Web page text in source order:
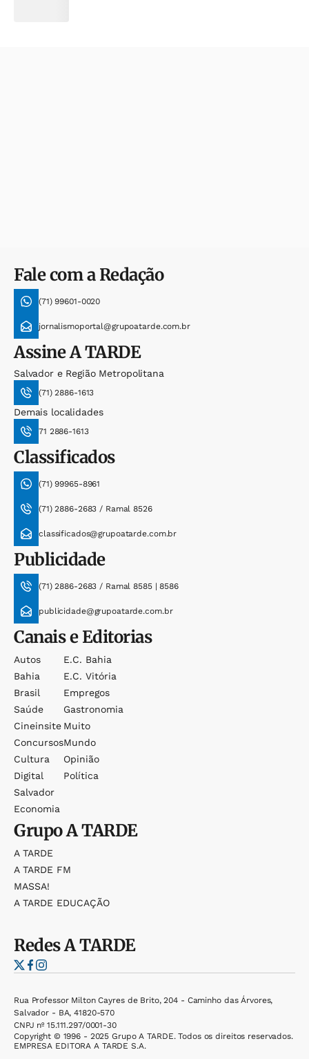
Fale com a Redação
(71) 99601-0020
jornalismoportal@grupoatarde.com.br
AssineA TARDE
Salvador e Região Metropolitana
(71) 2886-1613
Demais localidades
71 2886-1613
Classificados
(71) 99965-8961
(71) 2886-2683 / Ramal 8526
classificados@grupoatarde.com.br
Publicidade
(71) 2886-2683 / Ramal 8585 | 8586
publicidade@grupoatarde.com.br
Canais e Editorias
Autos
Bahia
Brasil
Saúde
Cineinsite
Concursos
Cultura
Digital
Salvador
Economia
E.c. Bahia
E.c. Vitória
Empregos
Gastronomia
Muito
Mundo
Opinião
Política
GrupoA TARDE
A TARDE
A TARDE FM
MASSA!
A TARDE EDUCAÇÃO
RedesA TARDE
Rua Professor Milton Cayres de Brito, 204 - Caminho das Árvores,
Salvador - BA, 41820-570
CNPJ nº 15.111.297/0001-30
Copyright © 1996 - 2025 Grupo A TARDE. Todos os direitos reservados.
EMPRESA EDITORA A TARDE S.A.